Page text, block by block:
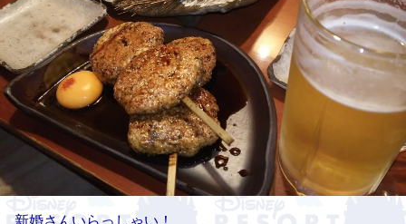
新婚さんいらっしゃい！